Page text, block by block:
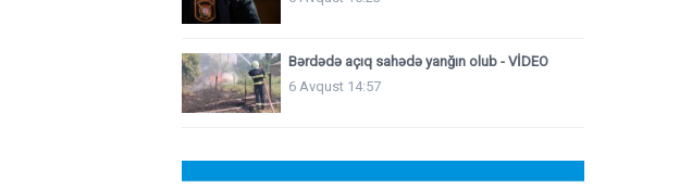
Bərdədə açıq sahədə yanğın olub - VİDEO
6 Avqust 14:57